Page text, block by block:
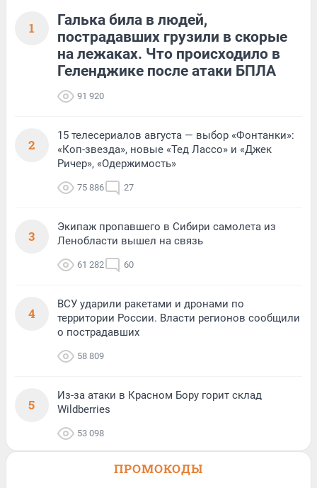
1
Галька била в людей,
пострадавших грузили в скорые
на лежаках. Что происходило в
Геленджике после атаки БПЛА
91 920
2
15 телесериалов августа — выбор «Фонтанки»:
«Коп-звезда», новые «Тед Лассо» и «Джек
Ричер», «Одержимость»
75 886 27
3
Экипаж пропавшего в Сибири самолета из
Ленобласти вышел на связь
61 282 60
4
ВСУ ударили ракетами и дронами по
территории России. Власти регионов сообщили
о пострадавших
58 809
5
Из-за атаки в Красном Бору горит склад
Wildberries
53 098
ПРОМОКОДЫ